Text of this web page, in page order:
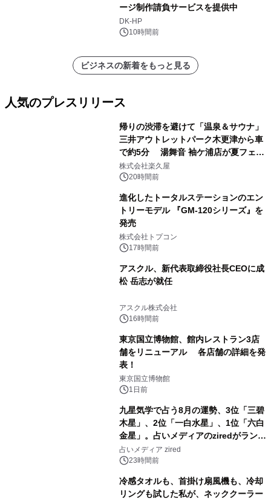
ージ制作請負サービスを提供中
DK-HP
10時間前
ビジネスの新着をもっと見る
人気のプレスリリース
帰りの渋滞を避けて「温泉＆サウナ」
三井アウトレットパーク木更津から車
で約5分 湯舞音 袖ケ浦店が夏フェア
メニューを提供
株式会社楽久屋
20時間前
進化したトータルステーションのエン
トリーモデル 『GM-120シリーズ』を
発売
株式会社トプコン
17時間前
アスクル、新代表取締役社長CEOに成
松 岳志が就任
アスクル株式会社
16時間前
東京国立博物館、館内レストラン3店
舗をリニューアル 各店舗の詳細を発
表！
東京国立博物館
1日前
九星気学で占う8月の運勢、3位「三碧
木星」、2位「一白水星」、1位「六白
金星」。占いメディアのziredがランキ
ングを発表
占いメディア zired
23時間前
冷感タオルも、首掛け扇風機も、冷却
リングも試した私が、ネッククーラー